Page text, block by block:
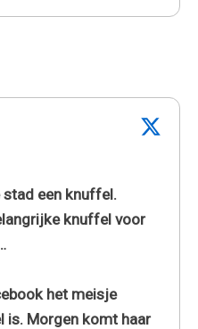
een knuffel.
knuffel voor
het meisje
is. Morgen komt haar